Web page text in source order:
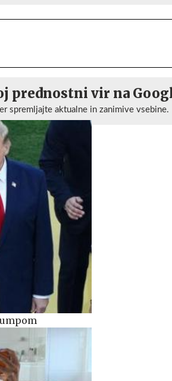
prednostni vir na
spremljajte aktualne in zanimive vsebine.